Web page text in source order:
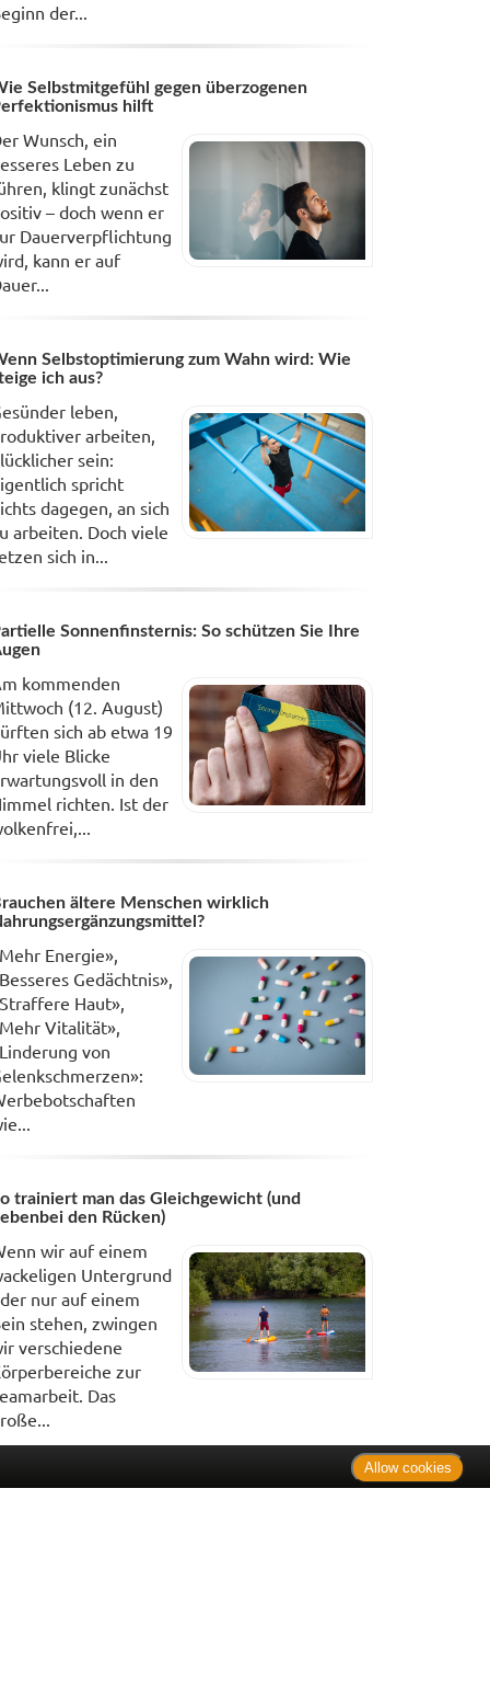
der...
Selbstmitgefühl gegen überzogenen
hilft
Wunsch, ein
Leben zu
klingt zunächst
– doch wenn er
Dauerverpflichtung
kann er auf
Selbstoptimierung zum Wahn wird: Wie
ich aus?
leben,
arbeiten,
sein:
spricht
dagegen, an sich
arbeiten. Doch viele
sich in...
Sonnenfinsternis: So schützen Sie Ihre
kommenden
(12. August)
sich ab etwa 19
viele Blicke
in den
richten. Ist der
ältere Menschen wirklich
Energie»,
Gedächtnis»,
Haut»,
Vitalität»,
von
trainiert man das Gleichgewicht (und
den Rücken)
wir auf einem
Untergrund
nur auf einem
stehen, zwingen
verschiedene
zur
Das
Allow cookies